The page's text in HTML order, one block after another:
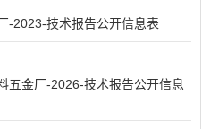
-2023-技术报告公开信息表
五金厂-2026-技术报告公开信息